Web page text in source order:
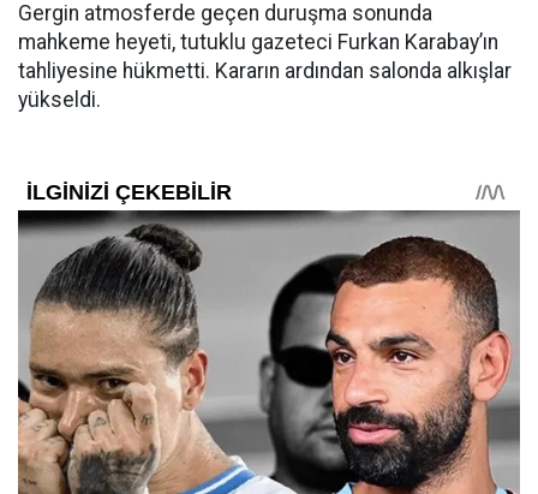
Gergin atmosferde geçen duruşma sonunda
mahkeme heyeti, tutuklu gazeteci Furkan Karabay’ın
tahliyesine hükmetti. Kararın ardından salonda alkışlar
yükseldi.